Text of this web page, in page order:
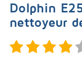
Dolphin
nettoyeur